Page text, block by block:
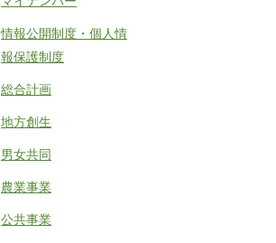
情報公開制度・個人情
報保護制度
総合計画
地方創生
男女共同
農業事業
公共事業